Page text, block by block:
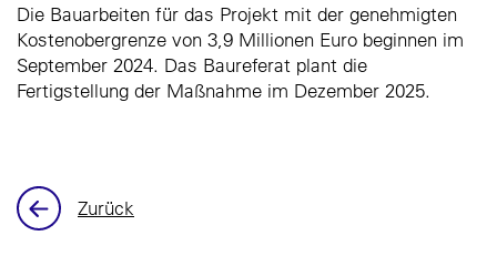
Die Bauarbeiten für das Projekt mit der genehmigten
Kostenobergrenze von 3,9 Millionen Euro beginnen im
September 2024. Das Baureferat plant die
Fertigstellung der Maßnahme im Dezember 2025.
Zurück